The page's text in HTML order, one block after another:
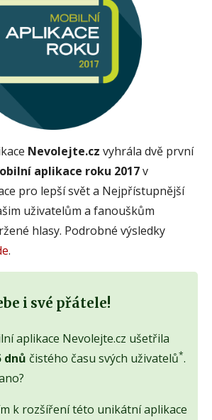
Nevolejte.cz vyhrála dvě první
aplikace roku 2017v
pro lepší svět a Nejpřístupnější
uživatelům a fanouškům
hlasy. Podrobné výsledky
.
i své přátele!
aplikace Nevolejte.cz ušetřila
dnů čistého času svých uživatelů*.
k rozšíření této unikátní aplikace